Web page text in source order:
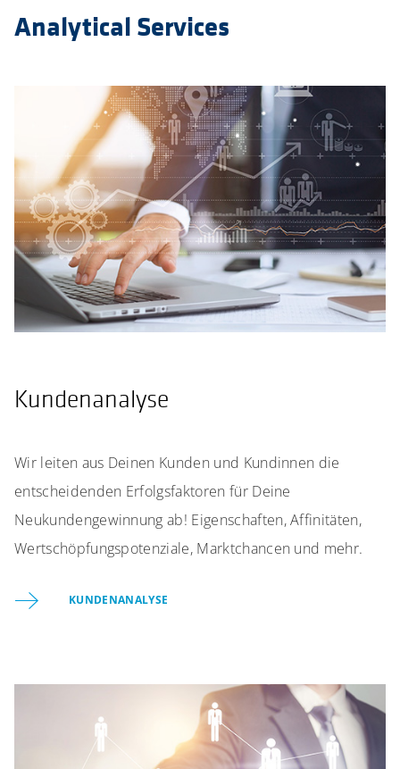
Analytical Services
Kundenanalyse
Wir leiten aus Deinen Kunden und Kundinnen die
entscheidenden Erfolgsfaktoren für Deine
Neukundengewinnung ab! Eigenschaften, Affinitäten,
Wertschöpfungspotenziale, Marktchancen und mehr.
KUNDENANALYSE